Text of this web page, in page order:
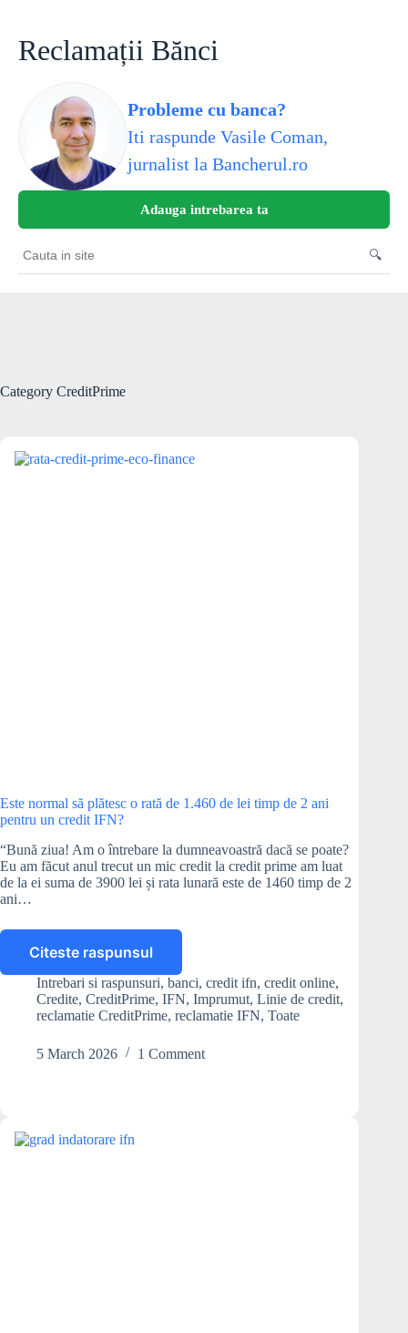
contentReclamații Bănci
Probleme cu banca?
Iti raspunde Vasile Coman,
jurnalist la Bancherul.ro
Adauga intrebarea ta
Cauta
in
🔍
Category CreditPrime
Este normal să plătesc o rată de 1.460 de lei timp de 2 ani
pentru un credit IFN?
“Bună ziua! Am o întrebare la dumneavoastră dacă se poate?
Eu am făcut anul trecut un mic credit la credit prime am luat
de la ei suma de 3900 lei și rata lunară este de 1460 timp de 2
ani…
Citeste raspunsul
Este
normal
să
plătesc
rată
timp
Intrebari si raspunsuri, banci, credit ifn, credit online,
Credite, CreditPrime, IFN, Imprumut, Linie de credit,
reclamatie CreditPrime, reclamatie IFN, Toate
5 March 2026 1 Comment